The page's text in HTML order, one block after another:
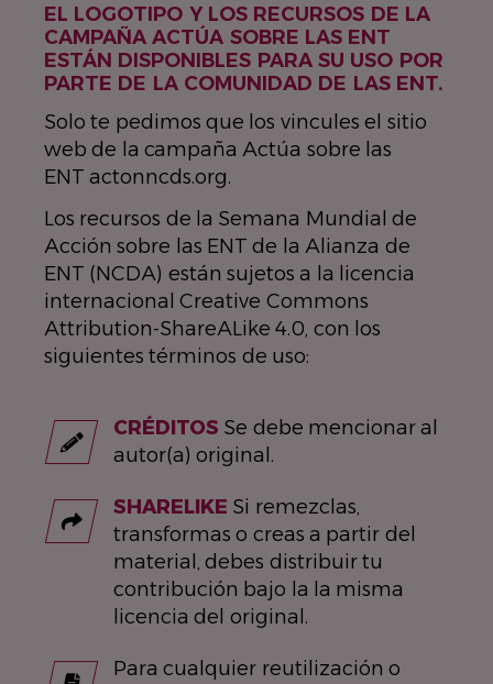
EL LOGOTIPO Y LOS RECURSOS DE LA
CAMPAÑA ACTÚA SOBRE LAS ENT
ESTÁN DISPONIBLES PARA SU USO POR
PARTE DE LA COMUNIDAD DE LAS ENT.
Solo te pedimos que los vincules el sitio
web de la campaña Actúa sobre las
ENT actonncds.org.
Los recursos de la Semana Mundial de
Acción sobre las ENT de la Alianza de
ENT (NCDA) están sujetos a la licencia
internacional Creative Commons
Attribution-ShareALike 4.0, con los
siguientes términos de uso:
CRÉDITOS Se debe mencionar al
autor(a) original.
SHARELIKE Si remezclas,
transformas o creas a partir del
material, debes distribuir tu
contribución bajo la la misma
licencia del original.
Para cualquier reutilización o